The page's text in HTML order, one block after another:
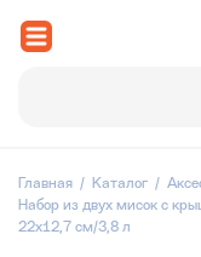
и ковши
Главная Каталог
Набор из двух мисок с
22х12,7 см/3,8 л